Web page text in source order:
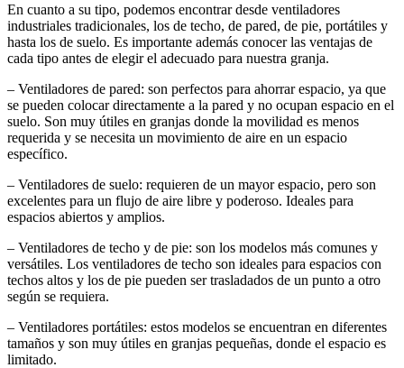
En cuanto a su tipo, podemos encontrar desde ventiladores
industriales tradicionales, los de techo, de pared, de pie, portátiles y
hasta los de suelo. Es importante además conocer las ventajas de
cada tipo antes de elegir el adecuado para nuestra granja.
– Ventiladores de pared: son perfectos para ahorrar espacio, ya que
se pueden colocar directamente a la pared y no ocupan espacio en el
suelo. Son muy útiles en granjas donde la movilidad es menos
requerida y se necesita un movimiento de aire en un espacio
específico.
– Ventiladores de suelo: requieren de un mayor espacio, pero son
excelentes para un flujo de aire libre y poderoso. Ideales para
espacios abiertos y amplios.
– Ventiladores de techo y de pie: son los modelos más comunes y
versátiles. Los ventiladores de techo son ideales para espacios con
techos altos y los de pie pueden ser trasladados de un punto a otro
según se requiera.
– Ventiladores portátiles: estos modelos se encuentran en diferentes
tamaños y son muy útiles en granjas pequeñas, donde el espacio es
limitado.